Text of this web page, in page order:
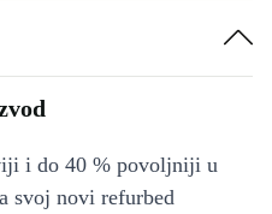
i do 40 % povoljniji u
svoj novi refurbed